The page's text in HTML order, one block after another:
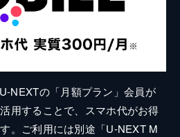
NEXTの「月額プラン」会員が
用することで、スマホ代がお得
。ご利用には別途「U-NEXT M